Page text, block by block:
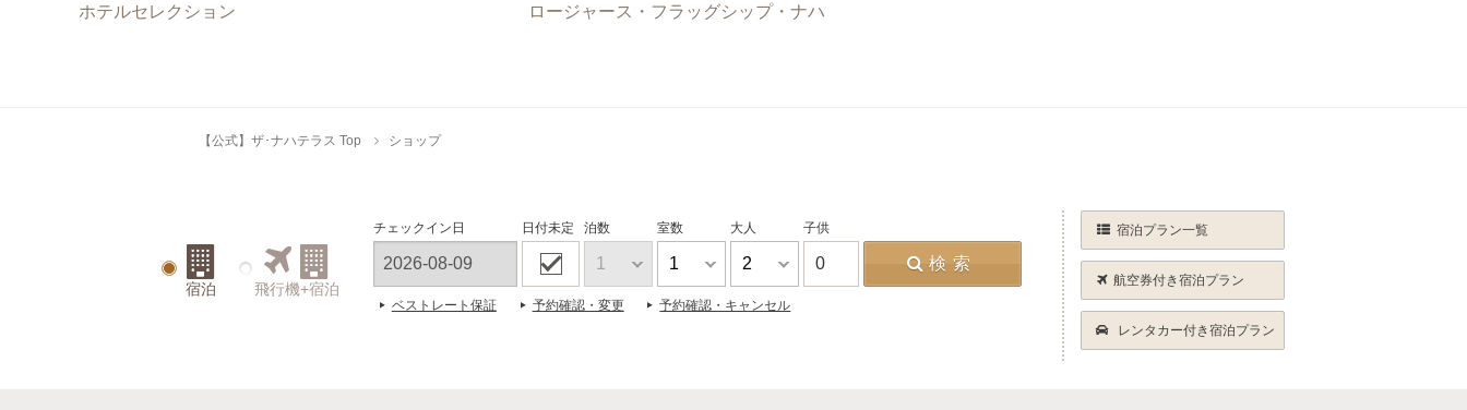
ホテルセレクション ロージャース・フラッグシップ・ナハ
【公式】ザ･ナハテラス Top ショップ
宿泊 飛行機+宿泊
チェックイン日 日付未定 泊数 室数 大人 子供
0 検索
ベストレート保証 予約確認・変更 予約確認・キャンセル
宿泊プラン一覧
航空券付き宿泊プラン
レンタカー付き宿泊プラン